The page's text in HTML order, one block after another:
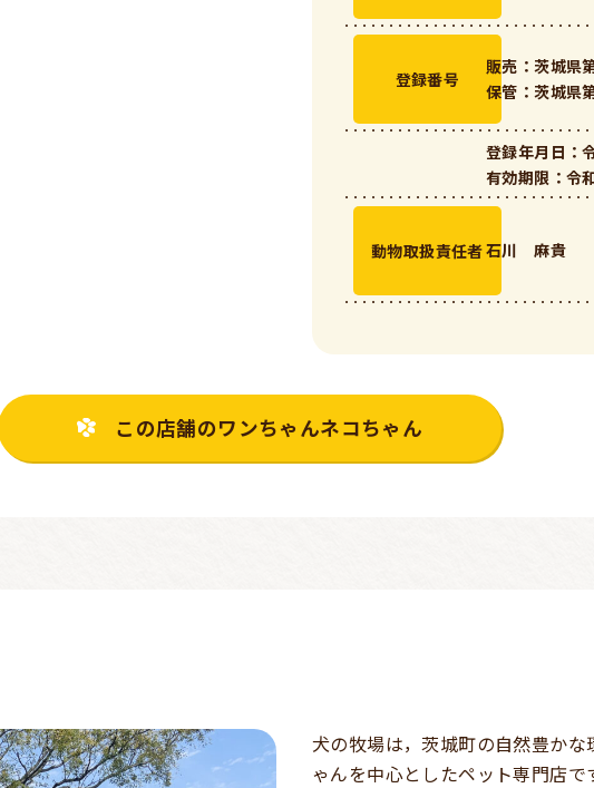
登録番号
販売：茨城県
保管：茨城県
登録年月日：
有効期限：令
動物取扱責任者石川 麻貴
この店舗のワンちゃんネコちゃん
犬の牧場は，茨城町の自然豊か
ゃんを中心としたペット専門店で